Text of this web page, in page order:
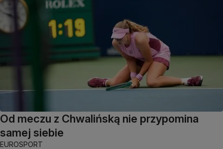
Od meczu z Chwalińską nie przypomina
samej siebie
EUROSPORT